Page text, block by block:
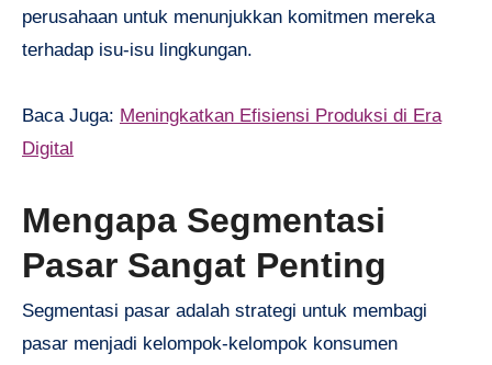
perusahaan untuk menunjukkan komitmen mereka
terhadap isu-isu lingkungan.
Baca Juga: Meningkatkan Efisiensi Produksi di Era
Digital
Mengapa Segmentasi
Pasar Sangat Penting
Segmentasi pasar adalah strategi untuk membagi
pasar menjadi kelompok-kelompok konsumen